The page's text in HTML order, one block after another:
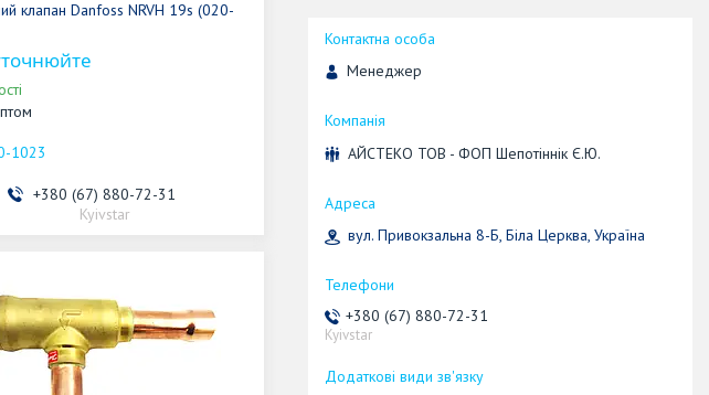
клапан Danfoss NRVH 19s (020-
1023
+380 (67) 880-72-31
Kyivstar
Менеджер
АЙСТЕКО ТОВ - ФОП Шепотіннік Є.Ю.
вул. Привокзальна 8-Б, Біла Церква, Україна
+380 (67) 880-72-31
Kyivstar